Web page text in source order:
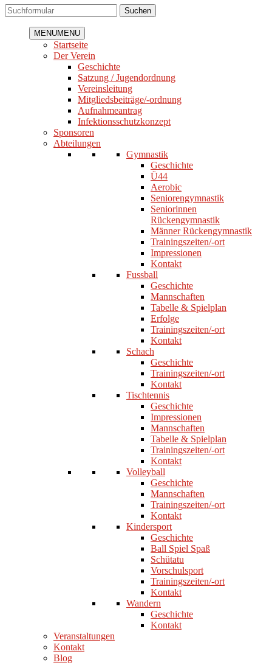
Suchen
MENUMENU
Startseite
Der Verein
Geschichte
Satzung / Jugendordnung
Vereinsleitung
Mitgliedsbeiträge/-ordnung
Aufnahmeantrag
Infektionsschutzkonzept
Sponsoren
Abteilungen
Gymnastik
Geschichte
Ü44
Aerobic
Seniorengymnastik
Seniorinnen
Rückengymnastik
Männer Rückengymnastik
Trainingszeiten/-ort
Impressionen
Kontakt
Fussball
Geschichte
Mannschaften
Tabelle & Spielplan
Erfolge
Trainingszeiten/-ort
Kontakt
Schach
Geschichte
Trainingszeiten/-ort
Kontakt
Tischtennis
Geschichte
Impressionen
Mannschaften
Tabelle & Spielplan
Trainingszeiten/-ort
Kontakt
Volleyball
Geschichte
Mannschaften
Trainingszeiten/-ort
Kontakt
Kindersport
Geschichte
Ball Spiel Spaß
Schütatu
Vorschulsport
Trainingszeiten/-ort
Kontakt
Wandern
Geschichte
Kontakt
Veranstaltungen
Kontakt
Blog